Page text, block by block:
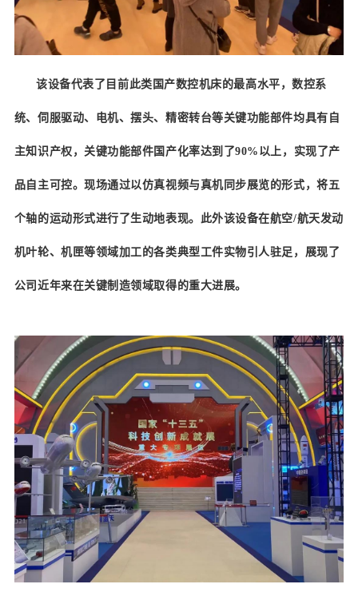
该设备代表了目前此类国产数控机床的最高水平，数控系
统、伺服驱动、电机、摆头、精密转台等关键功能部件均具有自
主知识产权，关键功能部件国产化率达到了90%以上，实现了产
品自主可控。现场通过以仿真视频与真机同步展览的形式，将五
个轴的运动形式进行了生动地表现。此外该设备在航空/航天发动
机叶轮、机匣等领域加工的各类典型工件实物引人驻足，展现了
公司近年来在关键制造领域取得的重大进展。